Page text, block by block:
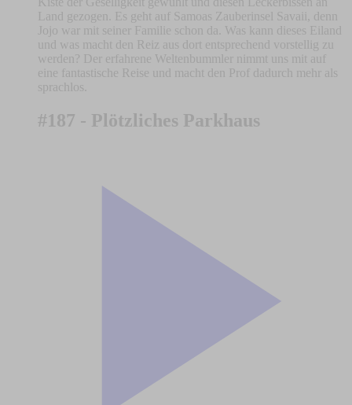
Land gezogen. Es geht auf Samoas Zauberinsel Savaii, denn
Jojo war mit seiner Familie schon da. Was kann dieses Eiland
und was macht den Reiz aus dort entsprechend vorstellig zu
werden? Der erfahrene Weltenbummler nimmt uns mit auf
eine fantastische Reise und macht den Prof dadurch mehr als
sprachlos.
#187 - Plötzliches Parkhaus